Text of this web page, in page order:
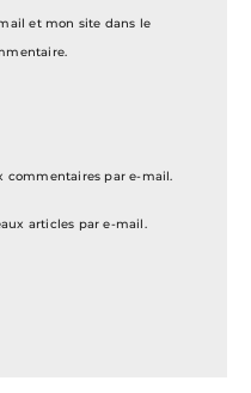
et mon site dans le
commentaires par e-mail.
articles par e-mail.